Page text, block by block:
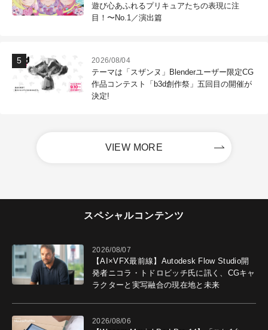
遊び心あふれるプリキュアたちの表現に注
目！〜No.1／演出篇
2026/08/04
テーマは「スザンヌ」Blenderユーザー限定CG
作品コンテスト「b3d創作祭」五回目の開催が
決定!
VIEW MORE
スペシャルコンテンツ
2026/08/07
【AI×VFX最前線】Autodesk Flow Studio開
発者ニコラ・トドロビッチ氏に訊く、CGキャ
ラクターと実写融合の現在地と未来
2026/08/06